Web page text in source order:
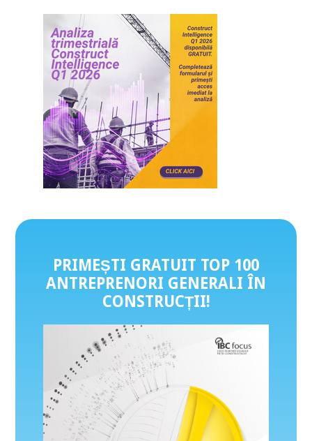
PRIMEȘTI GRATUIT TOP 100
ANTREPRENORI GENERALI ÎN
CONSTRUCȚII!